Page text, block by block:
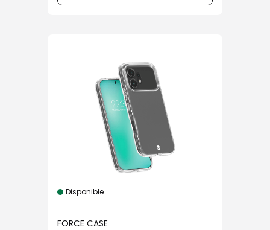
Disponible
FORCE CASE